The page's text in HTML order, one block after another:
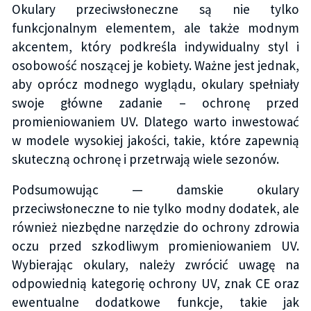
Okulary przeciwsłoneczne są nie tylko
funkcjonalnym elementem, ale także modnym
akcentem, który podkreśla indywidualny styl i
osobowość noszącej je kobiety. Ważne jest jednak,
aby oprócz modnego wyglądu, okulary spełniały
swoje główne zadanie – ochronę przed
promieniowaniem UV. Dlatego warto inwestować
w modele wysokiej jakości, takie, które zapewnią
skuteczną ochronę i przetrwają wiele sezonów.
Podsumowując — damskie okulary
przeciwsłoneczne to nie tylko modny dodatek, ale
również niezbędne narzędzie do ochrony zdrowia
oczu przed szkodliwym promieniowaniem UV.
Wybierając okulary, należy zwrócić uwagę na
odpowiednią kategorię ochrony UV, znak CE oraz
ewentualne dodatkowe funkcje, takie jak